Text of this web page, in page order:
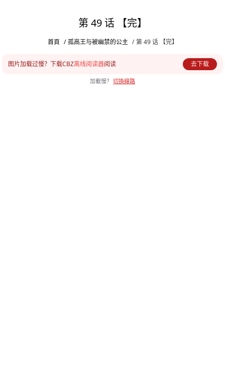
第 49 话 【完】
首頁 / 孤高王与被幽禁的公主 / 第 49 话 【完】
图片加载过慢？下载CBZ离线阅读器阅读 去下载
加載慢？ 切換線路